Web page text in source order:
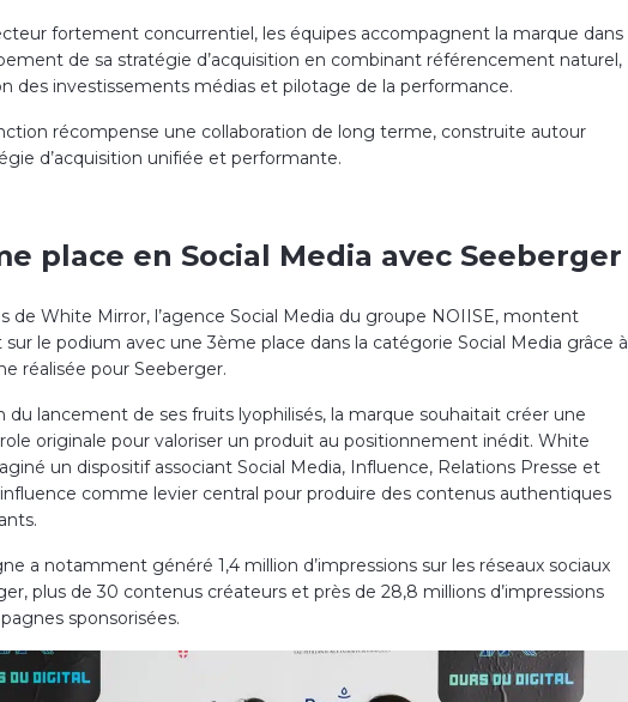
fortement concurrentiel, les équipes accompagnent la marque dans
de sa stratégie d’acquisition en combinant référencement naturel,
des investissements médias et pilotage de la performance.
récompense une collaboration de long terme, construite autour
d’acquisition unifiée et performante.
place en Social Media avec Seeberger
de White Mirror, l’agence Social Media du groupe NOIISE, montent
le podium avec une 3ème place dans la catégorie Social Media grâce à
réalisée pour Seeberger.
du lancement de ses fruits lyophilisés, la marque souhaitait créer une
originale pour valoriser un produit au positionnement inédit. White
un dispositif associant Social Media, Influence, Relations Presse et
comme levier central pour produire des contenus authentiques
a notamment généré 1,4 million d’impressions sur les réseaux sociaux
plus de 30 contenus créateurs et près de 28,8 millions d’impressions
sponsorisées.